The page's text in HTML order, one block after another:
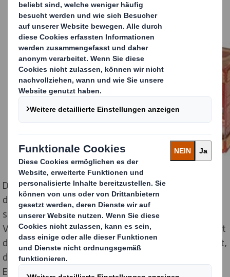
Die Inneneinrichtung der Verpackung fixiert die Tasse
durch eine clevere Faltkonstruktion zuverlässig und
schützt sie so vor Schäden. Das Sichtfenster in der
Verpackung sorgt gleichzeitig für optimale Sichtbarkeit
der Tasse. Eine Sicherheitslasche am Deckel verhindert,
dass sich die Verpackung beim Transport oder
Einräumen ins Regal ungewollt öffnet. Schont